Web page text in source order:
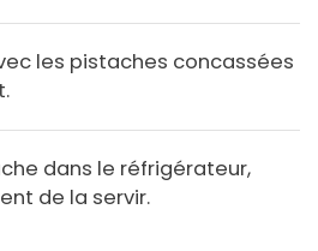
les pistaches concassées
dans le réfrigérateur,
de la servir.